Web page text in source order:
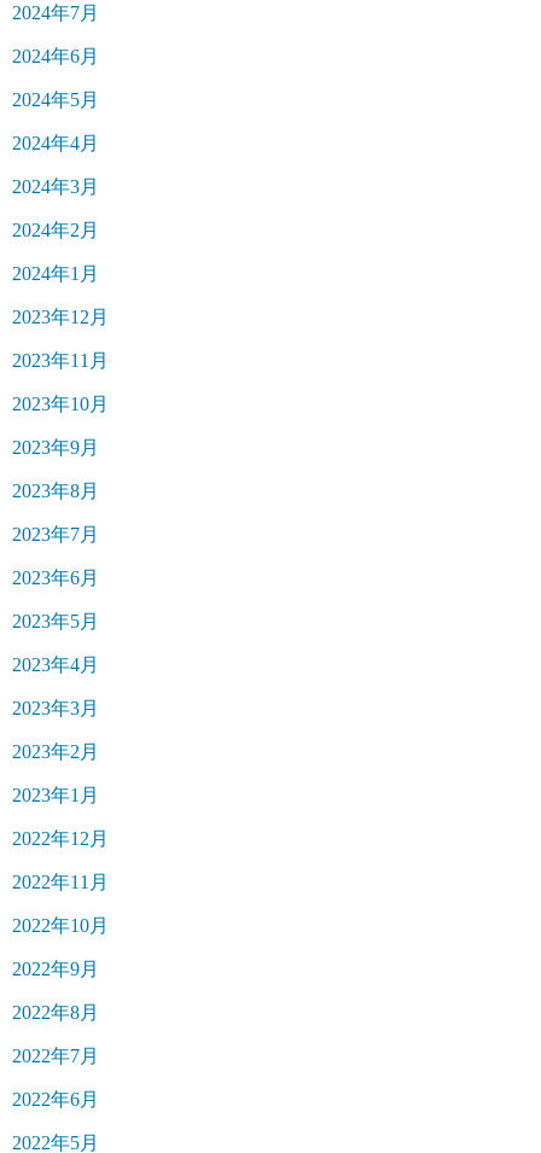
2024年7月
2024年6月
2024年5月
2024年4月
2024年3月
2024年2月
2024年1月
2023年12月
2023年11月
2023年10月
2023年9月
2023年8月
2023年7月
2023年6月
2023年5月
2023年4月
2023年3月
2023年2月
2023年1月
2022年12月
2022年11月
2022年10月
2022年9月
2022年8月
2022年7月
2022年6月
2022年5月